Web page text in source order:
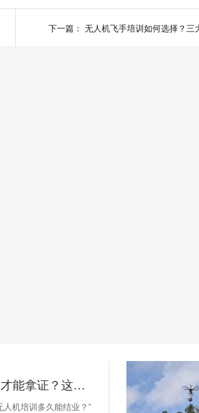
下一篇：
无人机培训多久才能拿证？这些因素影响你的学习周期
机培训多久能结业？”